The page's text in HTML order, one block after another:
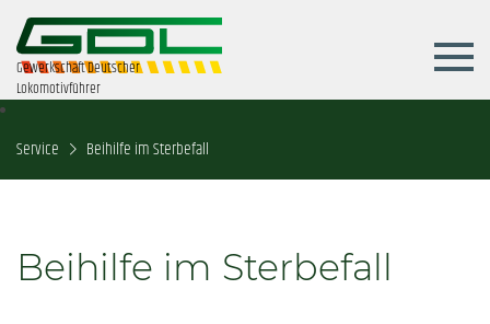
Gewerkschaft Deutscher
Lokomotivführer
Service Beihilfe im Sterbefall
Beihilfe im Sterbefall